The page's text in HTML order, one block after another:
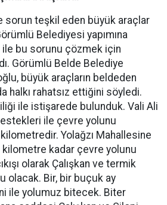
sorun teşkil eden büyük araçlar
Belediyesi yapımına
ile bu sorunu çözmek için
Görümlü Belde Belediye
büyük araçların beldeden
halkı rahatsız ettiğini söyledi.
ile istişarede bulunduk. Vali Ali
ile çevre yolunu
kilometredir. Yolağzı Mahallesine
kilometre kadar çevre yolunu
olarak Çalışkan ve termik
olacak. Bir, bir buçuk ay
ile yolumuz bitecek. Biter